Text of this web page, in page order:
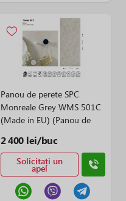
Panou de perete SPC
Monreale Grey WMS 501C
(Made in EU) (Panou de
WMS 501C (Made in EU))
2 400 lei/buc
Solicitați un
apel